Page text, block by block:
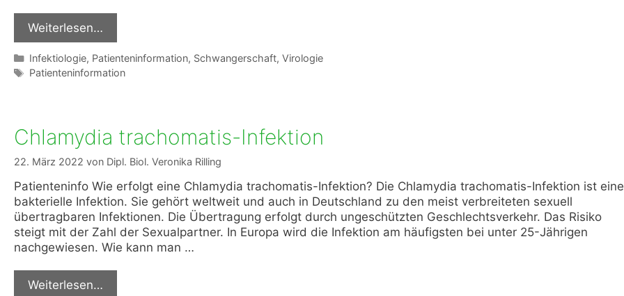
Weiterlesen…
Kategorien
Infektiologie, Patienteninformation, Schwangerschaft, Virologie
Schlagwörter
Patienteninformation
Chlamydia trachomatis-Infektion
22. März 2022 von Dipl. Biol. Veronika Rilling
Patienteninfo Wie erfolgt eine Chlamydia trachomatis-Infektion? Die Chlamydia trachomatis-Infektion ist eine
bakterielle Infektion. Sie gehört weltweit und auch in Deutschland zu den meist verbreiteten sexuell
übertragbaren Infektionen. Die Übertragung erfolgt durch ungeschützten Geschlechtsverkehr. Das Risiko
steigt mit der Zahl der Sexualpartner. In Europa wird die Infektion am häufigsten bei unter 25-Jährigen
nachgewiesen. Wie kann man …
Weiterlesen…